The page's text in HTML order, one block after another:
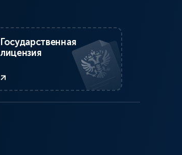
Государственная
лицензия